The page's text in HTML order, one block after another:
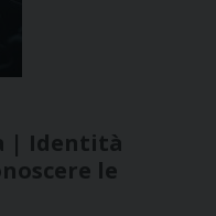
| Identità
le